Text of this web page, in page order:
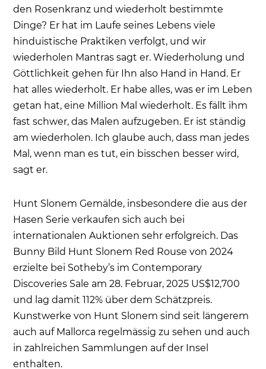
den Rosenkranz und wiederholt bestimmte
Dinge? Er hat im Laufe seines Lebens viele
hinduistische Praktiken verfolgt, und wir
wiederholen Mantras sagt er. Wiederholung und
Göttlichkeit gehen für Ihn also Hand in Hand. Er
hat alles wiederholt. Er habe alles, was er im Leben
getan hat, eine Million Mal wiederholt. Es fällt ihm
fast schwer, das Malen aufzugeben. Er ist ständig
am wiederholen. Ich glaube auch, dass man jedes
Mal, wenn man es tut, ein bisschen besser wird,
sagt er.
Hunt Slonem Gemälde, insbesondere die aus der
Hasen Serie verkaufen sich auch bei
internationalen Auktionen sehr erfolgreich. Das
Bunny Bild Hunt Slonem Red Rouse von 2024
erzielte bei Sotheby’s im Contemporary
Discoveries Sale am 28. Februar, 2025 US$12,700
und lag damit 112% über dem Schätzpreis.
Kunstwerke von Hunt Slonem sind seit längerem
auch auf Mallorca regelmässig zu sehen und auch
in zahlreichen Sammlungen auf der Insel
enthalten.